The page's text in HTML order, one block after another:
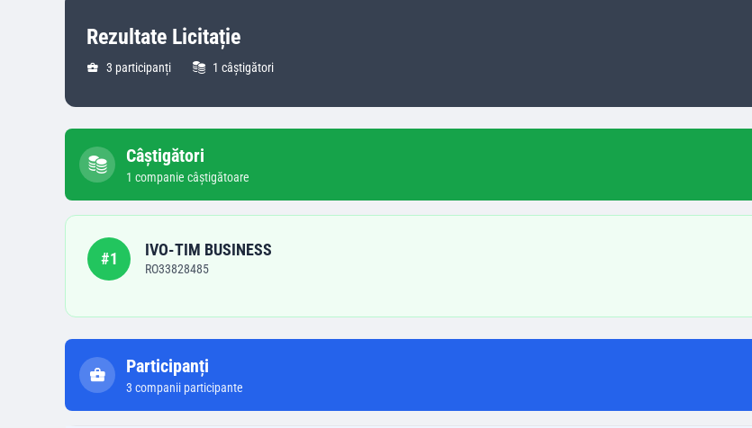
Rezultate Licitație
3 participanți 1 câștigători
Câștigători
1 companie câștigătoare
#1 IVO-TIM BUSINESS
RO33828485
Participanți
3 companii participante